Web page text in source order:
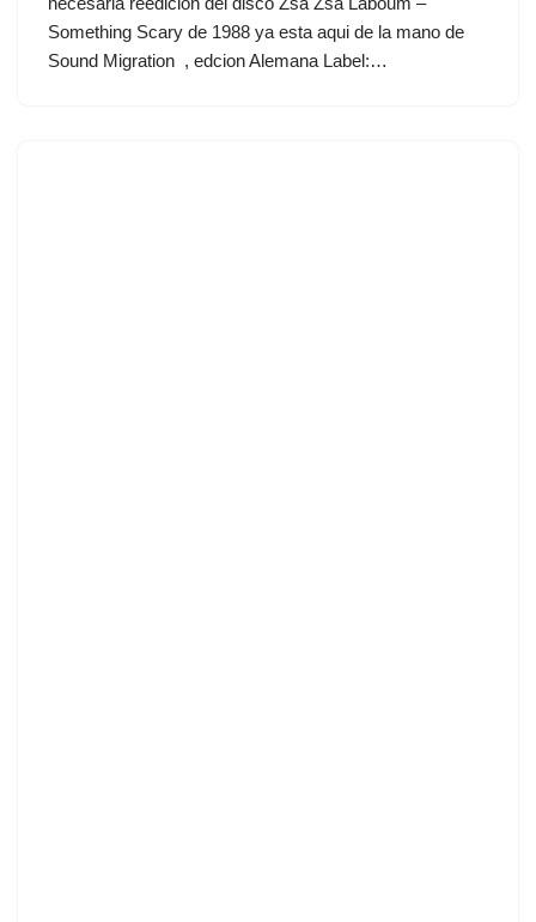
Something Scary de 1988 ya esta aqui de la mano de
Sound Migration , edcion Alemana Label:…